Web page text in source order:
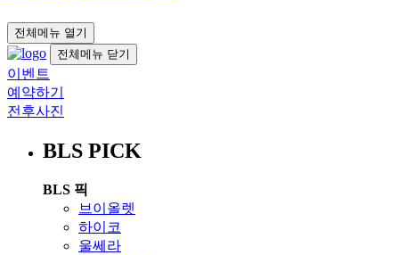
전체메뉴 열기
전체메뉴 닫기
이벤트
예약하기
전후사진
BLS PICK
BLS 픽
브이올렛
하이코
울쎄라